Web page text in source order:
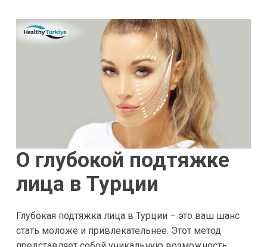
О глубокой подтяжке
лица в Турции
Глубокая подтяжка лица в Турции – это ваш шанс
стать моложе и привлекательнее. Этот метод